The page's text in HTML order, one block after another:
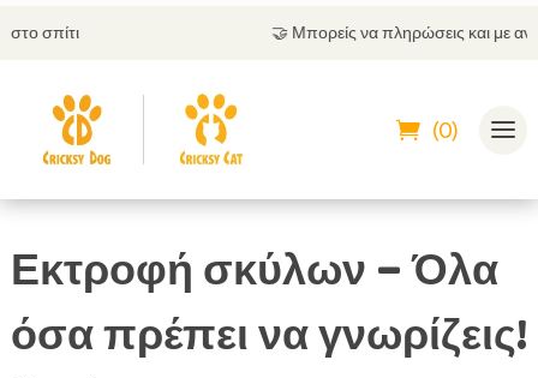
Μπορείς να πληρώσεις και με αντικαταβολή
(0)
Εκτροφή σκύλων – Όλα
όσα πρέπει να γνωρίζεις!